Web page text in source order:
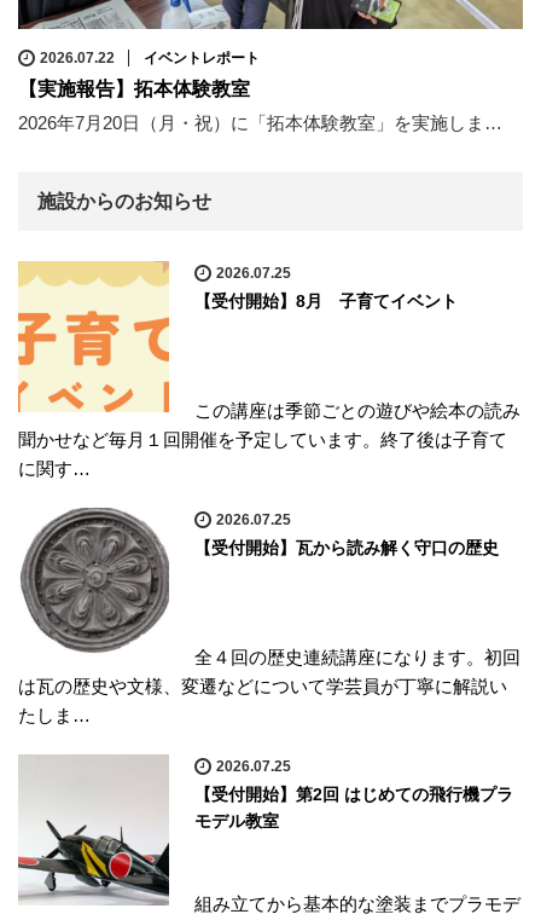
2026.07.22 イベントレポート
【実施報告】拓本体験教室
2026年7月20日（月・祝）に「拓本体験教室」を実施しま…
施設からのお知らせ
2026.07.25
【受付開始】8月 子育てイベント
この講座は季節ごとの遊びや絵本の読み
聞かせなど毎月１回開催を予定しています。終了後は子育て
に関す…
2026.07.25
【受付開始】瓦から読み解く守口の歴史
全４回の歴史連続講座になります。初回
は瓦の歴史や文様、変遷などについて学芸員が丁寧に解説い
たしま…
2026.07.25
【受付開始】第2回 はじめての飛行機プラ
モデル教室
組み立てから基本的な塗装までプラモデ